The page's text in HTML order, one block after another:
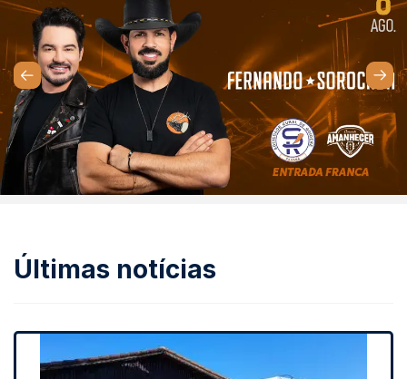
Últimas notícias